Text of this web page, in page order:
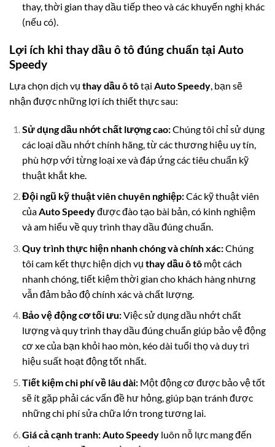
thay, thời gian thay dầu tiếp theo và các khuyến nghị khác
(nếu có).
Lợi ích khi thay dầu ô tô đúng chuẩn tại Auto
Speedy
Lựa chọn dịch vụ thay dầu ô tôtại Auto Speedy, bạn sẽ
nhận được những lợi ích thiết thực sau:
Sử dụng dầu nhớt chất lượng cao:Chúng tôi chỉ sử dụng
các loại dầu nhớt chính hãng, từ các thương hiệu uy tín,
phù hợp với từng loại xe và đáp ứng các tiêu chuẩn kỹ
thuật khắt khe.
Đội ngũ kỹ thuật viên chuyên nghiệp:Các kỹ thuật viên
củaAuto Speedyđược đào tạo bài bản, có kinh nghiệm
và am hiểu về quy trình thay dầu đúng chuẩn.
Quy trình thực hiện nhanh chóng và chính xác:Chúng
tôi cam kết thực hiện dịch vụ thay dầu ô tômột cách
nhanh chóng, tiết kiệm thời gian cho khách hàng nhưng
vẫn đảm bảo độ chính xác và chất lượng.
Bảo vệ động cơ tối ưu:Việc sử dụng dầu nhớt chất
lượng và quy trình thay dầu đúng chuẩn giúp bảo vệ động
cơ xe của bạn khỏi hao mòn, kéo dài tuổi thọ và duy trì
hiệu suất hoạt động tốt nhất.
Tiết kiệm chi phí về lâu dài:Một động cơ được bảo vệ tốt
sẽ ít gặp phải các vấn đề hư hỏng, giúp bạn tránh được
những chi phí sửa chữa lớn trong tương lai.
Giá cả cạnh tranh: Auto Speedyluôn nỗ lực mang đến